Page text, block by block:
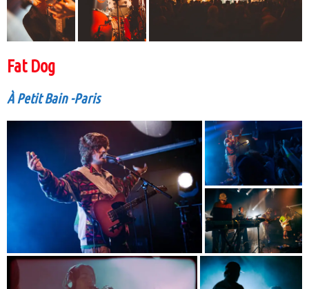
Fat Dog
À Petit Bain -Paris